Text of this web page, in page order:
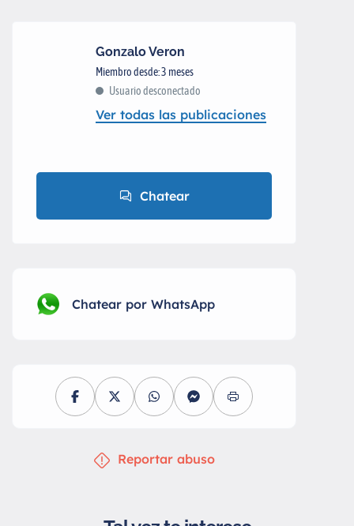
Gonzalo Veron
Miembro desde: 3 meses
Usuario desconectado
Ver todas las publicaciones
Chatear
Chatear por WhatsApp
Reportar abuso